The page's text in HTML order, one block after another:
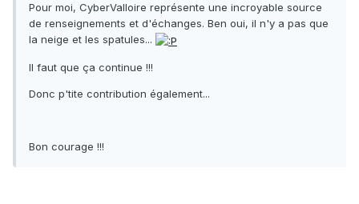
Pour moi, CyberValloire représente une incroyable source
de renseignements et d'échanges. Ben oui, il n'y a pas que
la neige et les spatules...
Il faut que ça continue !!!
Donc p'tite contribution également...
Bon courage !!!